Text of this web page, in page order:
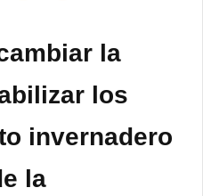
la
los
invernadero
la